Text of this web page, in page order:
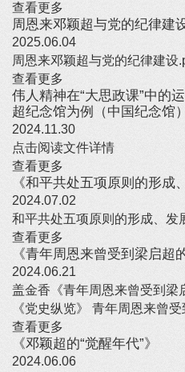
查看更多
周恩来邓颖超与党的纪律建
2025.06.04
周恩来邓颖超与党的纪律建设
查看更多
伟人精神在“大思政课”中
超纪念馆为例（中国纪念馆）
2024.11.30
点击阅读文件详情
查看更多
《和平共处五项原则的形成
2024.07.02
和平共处五项原则的形成、发
查看更多
《青年周恩来曾受到梁启超
2024.06.21
盖金香《青年周恩来曾受到梁
《党史纵览》 青年周恩来曾
查看更多
《邓颖超的“觉醒年代”》
2024.06.06